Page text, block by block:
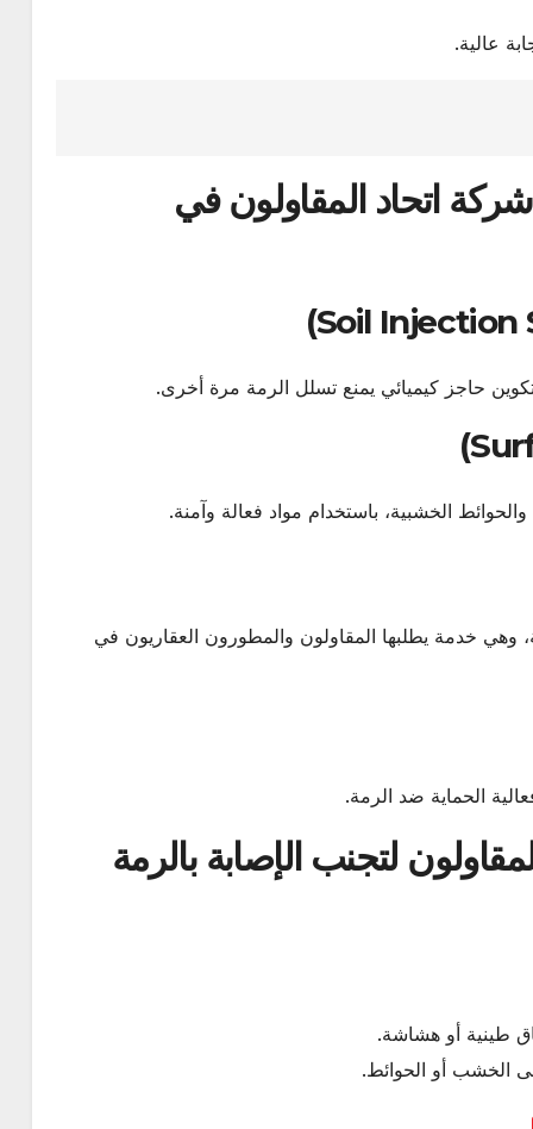
عالية.
اتحاد المقاولون في
حاجز كيميائي يمنع تسلل الرمة مرة أخرى.
الخشبية، باستخدام مواد فعالة وآمنة.
وهي خدمة يطلبها المقاولون والمطورون العقاريون في
الحماية ضد الرمة.
لتجنب الإصابة بالرمة
طينية أو هشاشة.
الخشب أو الحوائط.